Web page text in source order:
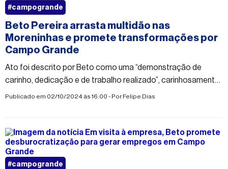
Beto Pereira arrasta multidão nas
Moreninhas e promete transformações por
Campo Grande
Ato foi descrito por Beto como uma “demonstração de
carinho, dedicação e de trabalho realizado”, carinhosamente
denominado por ele como o “grito da esperança”
Publicado em 02/10/2024 às 16:00 - PorFelipe Dias
#campogrande
#campogrande